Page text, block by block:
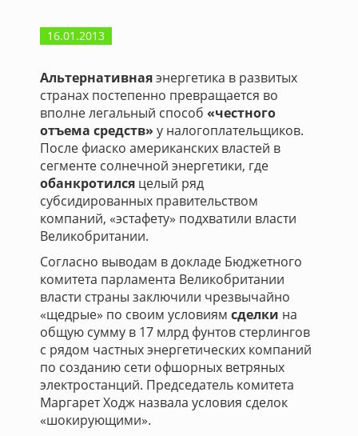
16.01.2013
Альтернативнаяэнергетика в развитых
странах постепенно превращается во
вполне легальный способ «честного
отъема средств» у налогоплательщиков.
После фиаско американских властей в
сегменте солнечной энергетики, где
обанкротился целый ряд
субсидированных правительством
компаний, «эстафету» подхватили власти
Великобритании.
Согласно выводам в докладе Бюджетного
комитета парламента Великобритании
власти страны заключили чрезвычайно
«щедрые» по своим условиям сделки на
общую сумму в 17 млрд фунтов стерлингов
с рядом частных энергетических компаний
по созданию сети офшорных ветряных
электростанций. Председатель комитета
Маргарет Ходж назвала условия сделок
«шокирующими».